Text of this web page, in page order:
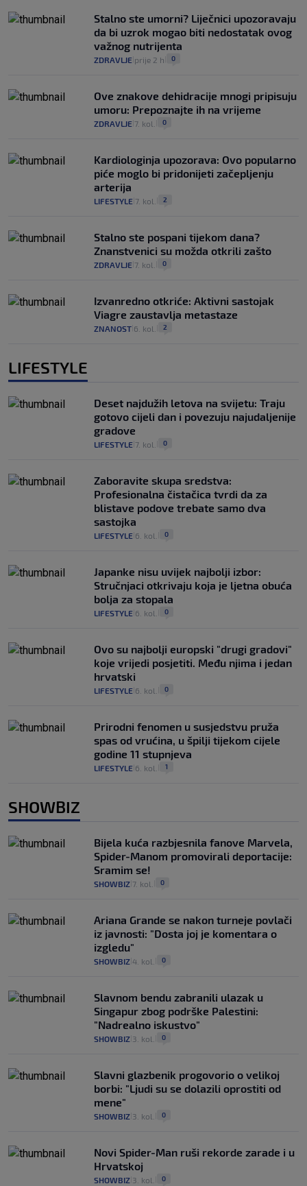
Stalno ste umorni? Liječnici upozoravaju
da bi uzrok mogao biti nedostatak ovog
važnog nutrijenta
ZDRAVLJE prije 2 h 0
Ove znakove dehidracije mnogi pripisuju
umoru: Prepoznajte ih na vrijeme
ZDRAVLJE 7. kol. 0
Kardiologinja upozorava: Ovo popularno
piće moglo bi pridonijeti začepljenju
arterija
LIFESTYLE 7. kol. 2
Stalno ste pospani tijekom dana?
Znanstvenici su možda otkrili zašto
ZDRAVLJE 7. kol. 0
Izvanredno otkriće: Aktivni sastojak
Viagre zaustavlja metastaze
ZNANOST 6. kol. 2
LIFESTYLE
Deset najdužih letova na svijetu: Traju
gotovo cijeli dan i povezuju najudaljenije
gradove
LIFESTYLE 7. kol. 0
Zaboravite skupa sredstva:
Profesionalna čistačica tvrdi da za
blistave podove trebate samo dva
sastojka
LIFESTYLE 6. kol. 0
Japanke nisu uvijek najbolji izbor:
Stručnjaci otkrivaju koja je ljetna obuća
bolja za stopala
LIFESTYLE 6. kol. 0
Ovo su najbolji europski "drugi gradovi"
koje vrijedi posjetiti. Među njima i jedan
hrvatski
LIFESTYLE 6. kol. 0
Prirodni fenomen u susjedstvu pruža
spas od vrućina, u špilji tijekom cijele
godine 11 stupnjeva
LIFESTYLE 6. kol. 1
SHOWBIZ
Bijela kuća razbjesnila fanove Marvela,
Spider-Manom promovirali deportacije:
Sramim se!
SHOWBIZ 7. kol. 0
Ariana Grande se nakon turneje povlači
iz javnosti: "Dosta joj je komentara o
izgledu"
SHOWBIZ 4. kol. 0
Slavnom bendu zabranili ulazak u
Singapur zbog podrške Palestini:
"Nadrealno iskustvo"
SHOWBIZ 3. kol. 0
Slavni glazbenik progovorio o velikoj
borbi: "Ljudi su se dolazili oprostiti od
mene"
SHOWBIZ 3. kol. 0
Novi Spider-Man ruši rekorde zarade i u
Hrvatskoj
SHOWBIZ 3. kol. 0